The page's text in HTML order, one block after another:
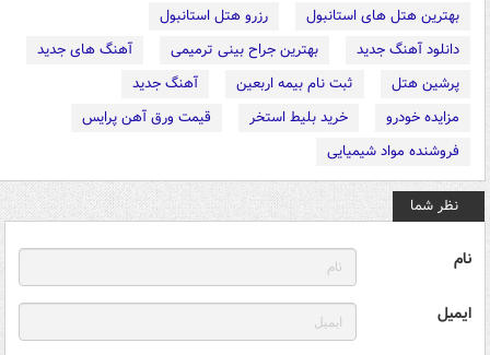
بهترین هتل های استانبول
رزرو هتل استانبول
دانلود آهنگ جدید
بهترین جراح بینی ترمیمی
آهنگ های جدید
پرشین هتل
ثبت نام بیمه اربعین
آهنگ جدید
مزایده خودرو
خرید بلیط استخر
قیمت ورق آهن پرایس
فروشنده مواد شیمیایی
نظر شما
نام
ایمیل